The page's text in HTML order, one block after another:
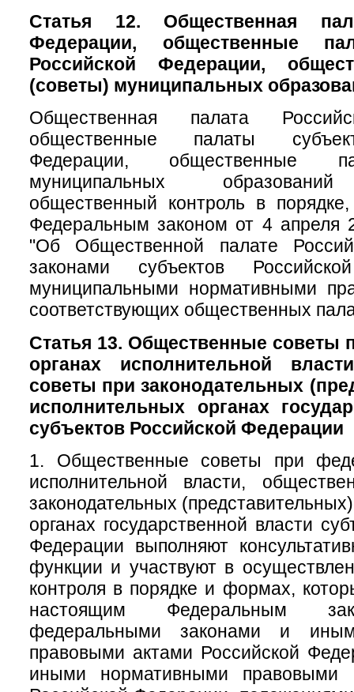
Статья 12. Общественная
Федерации, общественные
Российской Федерации,
(советы) муниципальных
Общественная палата
общественные палаты
Федерации, общественные
муниципальных
общественный контроль в
Федеральным законом от 4 апреля
"Об Общественной палате
законами субъектов
муниципальными нормативными
соответствующих общественных
Статья 13. Общественные советы
органах исполнительной
советы при законодательных
исполнительных органах
субъектов Российской Федерации
1. Общественные советы при
исполнительной власти,
законодательных
органах государственной власти
Федерации выполняют
функции и участвуют в
контроля в порядке и формах,
настоящим Федеральным
федеральными законами и
правовыми актами Российской
иными нормативными правовыми